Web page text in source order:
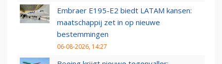
Embraer E195-E2 biedt LATAM kansen:
maatschappij zet in op nieuwe
bestemmingen
06-08-2026, 14:27